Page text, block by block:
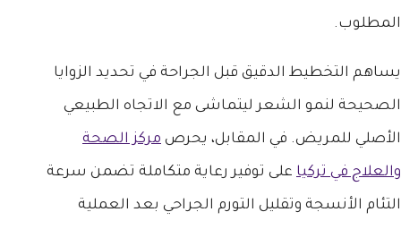
المطلوب.
يساهم التخطيط الدقيق قبل الجراحة في تحديد الزوايا
الصحيحة لنمو الشعر ليتماشى مع الاتجاه الطبيعي
الأصلي للمريض. في المقابل، يحرص مركز الصحة
والعلاج في تركيا على توفير رعاية متكاملة تضمن سرعة
التئام الأنسجة وتقليل التورم الجراحي بعد العملية